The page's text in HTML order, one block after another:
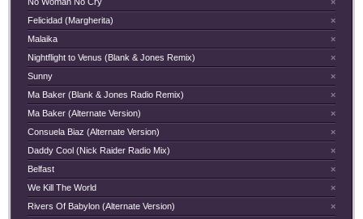
×
Felicidad (Margherita)
×
Malaika
×
Nightflight to Venus (Blank & Jones Remix)
×
Sunny
×
Ma Baker (Blank & Jones Radio Remix)
×
Ma Baker (Alternate Version)
×
Consuela Biaz (Alternate Version)
×
Daddy Cool (Nick Raider Radio Mix)
×
Belfast
×
We Kill The World
×
Rivers Of Babylon (Alternate Version)